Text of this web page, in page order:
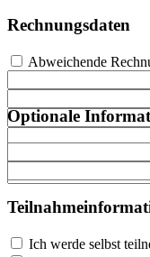
Rechnungsdaten
Abweichende
Optionale
Ich werde selbst